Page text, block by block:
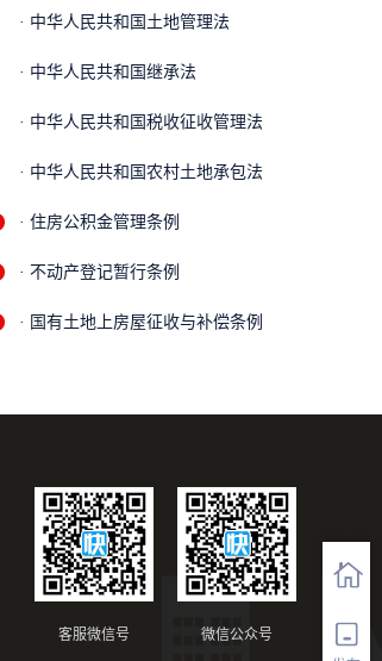
· 中华人民共和国土地管理法
· 中华人民共和国继承法
· 中华人民共和国税收征收管理法
· 中华人民共和国农村土地承包法
· 住房公积金管理条例
· 不动产登记暂行条例
· 国有土地上房屋征收与补偿条例
微信公众号
客服微信号